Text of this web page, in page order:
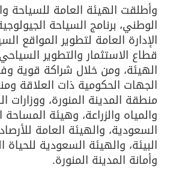
وأطلقت الهيئة العامة للسياحة
الوطني، برنامج السياحة
الإدارة العامة لتطوير المواقع
قطاع الاستثمار والتطوير
الهيئة، ومن خلال شراكة قوية
الجهات الحكومية ذات العلاقة
منطقة المدينة المنورة، ووزارات
والمياه والزراعة، وهيئة المساحة
السعودية، والهيئة العامة
البيئة، والهيئة السعودية للحياة
وأمانة المدينة المنورة.